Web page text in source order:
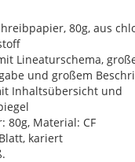
80g, aus
Lineaturschema,
und großem
Inhaltsübersicht und
80g, Material: CF
kariert